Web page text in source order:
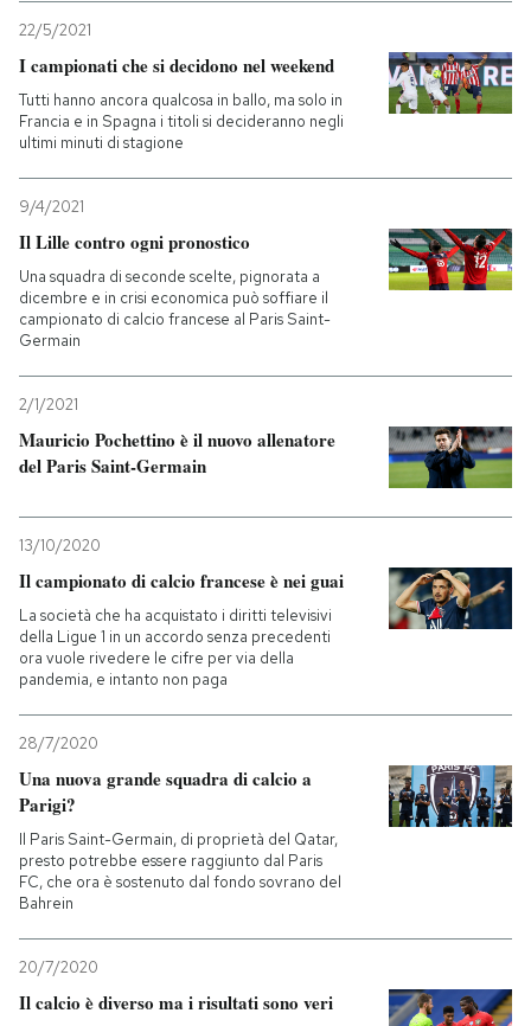
22/5/2021
I campionati che si decidono nel weekend
Tutti hanno ancora qualcosa in ballo, ma solo in
Francia e in Spagna i titoli si decideranno negli
ultimi minuti di stagione
9/4/2021
Il Lille contro ogni pronostico
Una squadra di seconde scelte, pignorata a
dicembre e in crisi economica può soffiare il
campionato di calcio francese al Paris Saint-
Germain
2/1/2021
Mauricio Pochettino è il nuovo allenatore
del Paris Saint-Germain
13/10/2020
Il campionato di calcio francese è nei guai
La società che ha acquistato i diritti televisivi
della Ligue 1 in un accordo senza precedenti
ora vuole rivedere le cifre per via della
pandemia, e intanto non paga
28/7/2020
Una nuova grande squadra di calcio a
Parigi?
Il Paris Saint-Germain, di proprietà del Qatar,
presto potrebbe essere raggiunto dal Paris
FC, che ora è sostenuto dal fondo sovrano del
Bahrein
20/7/2020
Il calcio è diverso ma i risultati sono veri